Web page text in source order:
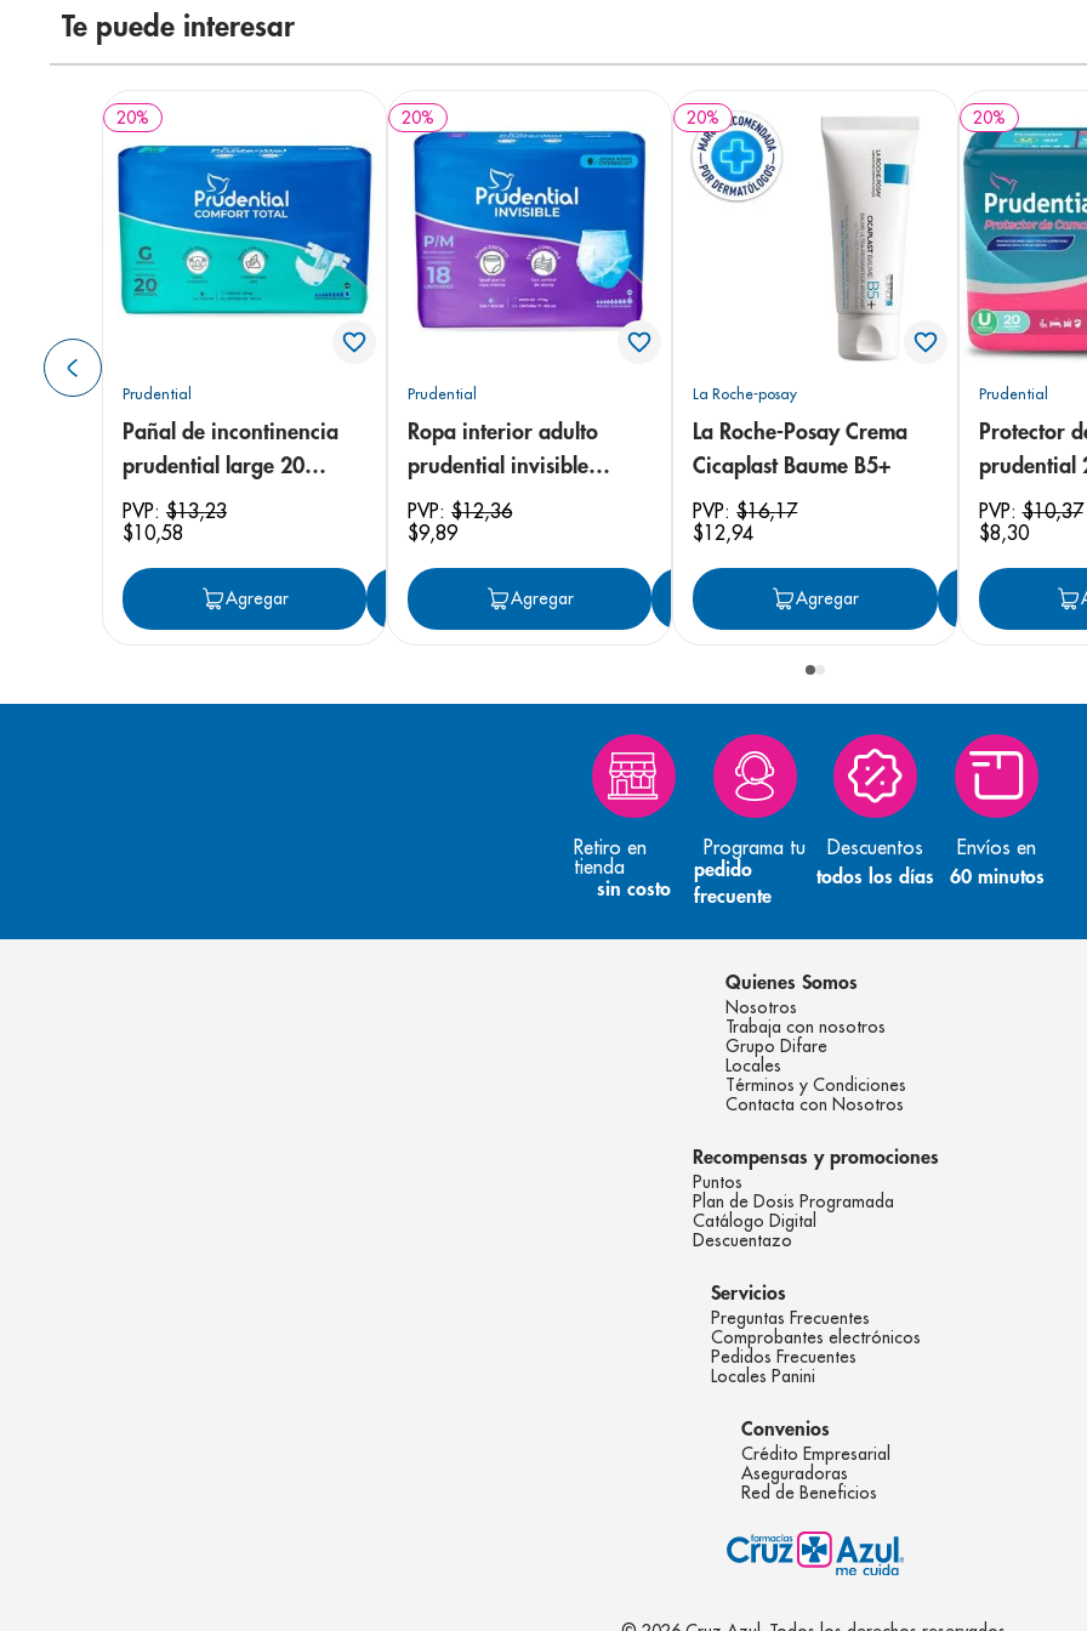
Te puede interesar
20%
Prudential
Pañal de incontinencia
prudential large 20
unidades
PVP: $13,23
$10,58
Agregar Agregar
20%
Prudential
Ropa interior adulto
prudential invisible
small/medium 18
unidades
PVP:$12,36
$9,89
Agregar Agregar
20%
La Roche-posay
La Roche-Posay Crema
Cicaplast Baume B5+
PVP:$16,17
$12,94
Agregar
20%
Prudential
Protector
prudential
PVP:$10,37
$8,30
Retiro en
tienda
sin costo
Programa tu
pedido
frecuente
Descuentos
todos los días
Envíos en
60 minutos
Quienes Somos
Nosotros
Trabaja con nosotros
Grupo Difare
Locales
Términos y Condiciones
Contacta con Nosotros
Recompensas y promociones
Puntos
Plan de Dosis Programada
Catálogo Digital
Descuentazo
Servicios
Preguntas Frecuentes
Comprobantes electrónicos
Pedidos Frecuentes
Locales Panini
Convenios
Crédito Empresarial
Aseguradoras
Red de Beneficios